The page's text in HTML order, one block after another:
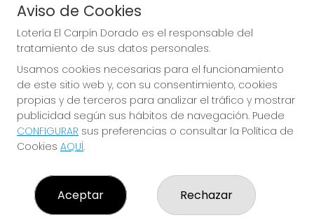
Sorteo del día 16-08-2026
PRÓXIMO BOTE MILLONARIO:
1.000.000€
JUGAR LA QUINIELA
LOTERÍA EL CARPÍN DORADO
Aviso de Cookies
Lotería El Carpín Dorado es el responsable del
tratamiento de sus datos personales.
Usamos cookies necesarias para el funcionamiento
de este sitio web y, con su consentimiento, cookies
propias y de terceros para analizar el tráfico y mostrar
publicidad según sus hábitos de navegación. Puede
CONFIGURAR sus preferencias o consultar la Política de
Cookies AQUÍ.
Aceptar Rechazar